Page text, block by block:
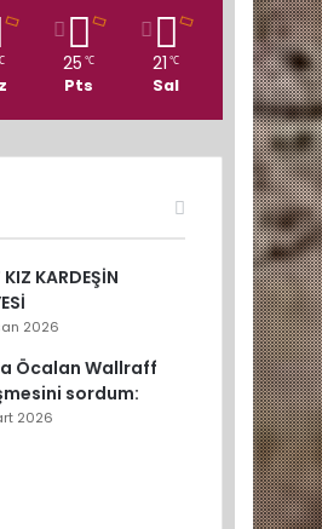
25 ℃
Pts
21 ℃
Sal
KARDEŞİN
2026
Öcalan Wallraff
sordum:
2026